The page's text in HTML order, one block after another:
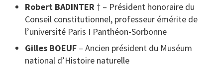
Robert BADINTER † – Président honoraire du
Conseil constitutionnel, professeur émérite de
l’université Paris I Panthéon-Sorbonne
Gilles BOEUF – Ancien président du Muséum
national d’Histoire naturelle